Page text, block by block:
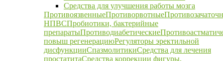
Средства для улучшения работы мозга
ПротивоязвенныеПротиворвотные
НПВСПробиотики, бактерийные
препаратыПротиводиабетические
повыш регенерациюРегуляторы эректильной
дисфункцииСпазмолитикиСредства для лечения
простатитаСредства коррекции фигуры,